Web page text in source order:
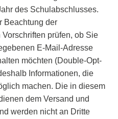
des Schulabschlusses.
Beachtung der
prüfen, ob Sie
E-Mail-Adresse
möchten (Double-Opt-
Informationen, die
machen. Die in diesem
dem Versand und
werden nicht an Dritte